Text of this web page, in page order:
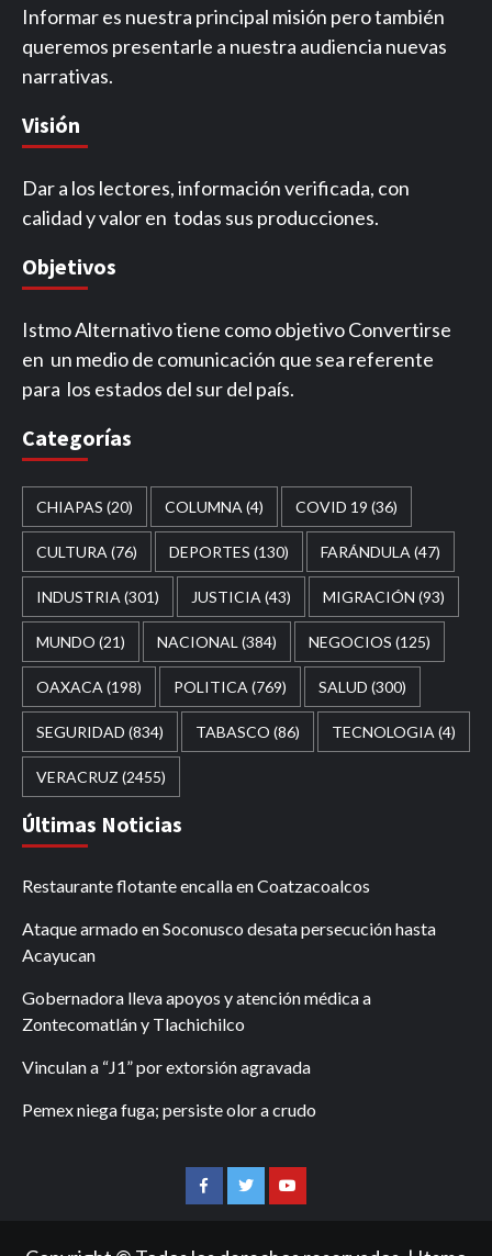
Informar es nuestra principal misión pero también
queremos presentarle a nuestra audiencia nuevas
narrativas.
Visión
Dar a los lectores, información verificada, con
calidad y valor en todas sus producciones.
Objetivos
Istmo Alternativo tiene como objetivo Convertirse
en un medio de comunicación que sea referente
para los estados del sur del país.
Categorías
CHIAPAS (20) COLUMNA (4) COVID 19 (36)
CULTURA (76) DEPORTES (130) FARÁNDULA (47)
INDUSTRIA (301) JUSTICIA (43) MIGRACIÓN (93)
MUNDO (21) NACIONAL (384) NEGOCIOS (125)
OAXACA (198) POLITICA (769) SALUD (300)
SEGURIDAD (834) TABASCO (86) TECNOLOGIA (4)
VERACRUZ (2455)
Últimas Noticias
Restaurante flotante encalla en Coatzacoalcos
Ataque armado en Soconusco desata persecución hasta
Acayucan
Gobernadora lleva apoyos y atención médica a
Zontecomatlán y Tlachichilco
Vinculan a “J1” por extorsión agravada
Pemex niega fuga; persiste olor a crudo
FacebookTwitterYoutube